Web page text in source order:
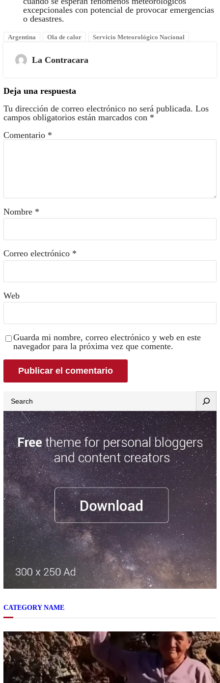
excepcionales con potencial de provocar emergencias
o desastres.
Argentina Ola de calor Servicio Meteorológico Nacional
La Contracara
Deja una respuesta
Tu dirección de correo electrónico no será publicada. Los
campos obligatorios están marcados con *
Comentario *
Nombre *
Correo electrónico *
Web
Guarda mi nombre, correo electrónico y web en este
navegador para la próxima vez que comente.
CATEGORY NAME